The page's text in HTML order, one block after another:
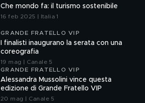
Che mondo fa: il turismo sostenibile
16 feb 2025 | Italia 1
GRANDE FRATELLO VIP
I finalisti inaugurano la serata con una
coreografia
19 mag | Canale 5
GRANDE FRATELLO VIP
Alessandra Mussolini vince questa
edizione di Grande Fratello VIP
20 mag | Canale 5